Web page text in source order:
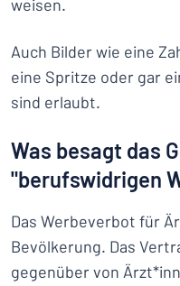
weisen.
Auch Bilder wie eine
eine Spritze oder gar
sind erlaubt.
Was besagt das
"berufswidrigen
Das Werbeverbot für
Bevölkerung. Das
gegenüber von